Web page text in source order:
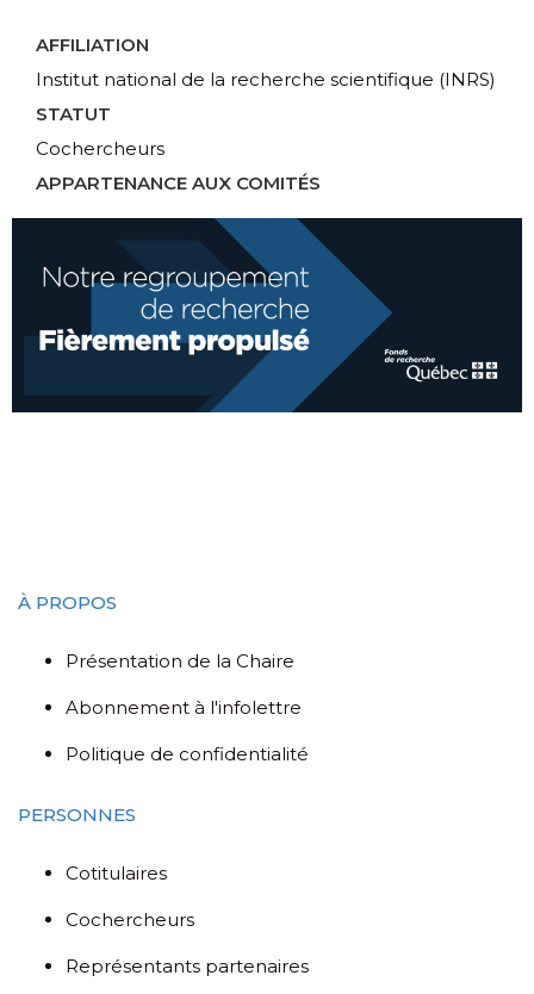
AFFILIATION
Institut national de la recherche scientifique (INRS)
STATUT
Cochercheurs
APPARTENANCE AUX COMITÉS
À PROPOS
Présentation de la Chaire
Abonnement à l'infolettre
Politique de confidentialité
PERSONNES
Cotitulaires
Cochercheurs
Représentants partenaires